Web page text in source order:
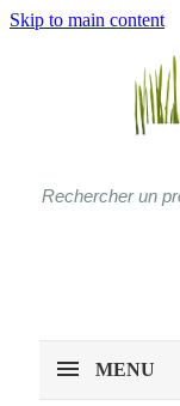
Skip to main content
MENU